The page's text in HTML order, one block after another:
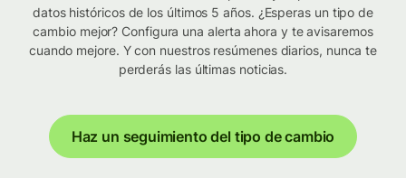
datos históricos de los últimos 5 años. ¿Esperas un tipo de
cambio mejor? Configura una alerta ahora y te avisaremos
cuando mejore. Y con nuestros resúmenes diarios, nunca te
perderás las últimas noticias.
Haz un seguimiento del tipo de cambio